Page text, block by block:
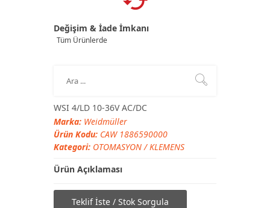
Değişim & İade İmkanı
Tüm Ürünlerde
WSI 4/LD 10-36V AC/DC
Marka: Weidmüller
Ürün Kodu: CAW 1886590000
Kategori: OTOMASYON/KLEMENS
Ürün Açıklaması
Teklif İste / Stok Sorgula